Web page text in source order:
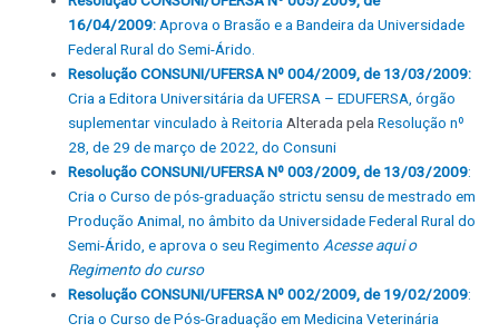
16/04/2009:Aprova o Brasão e a Bandeira da Universidade
Federal Rural do Semi-Árido.
Resolução CONSUNI/UFERSA Nº 004/2009, de 13/03/2009:
Cria a Editora Universitária da UFERSA – EDUFERSA, órgão
suplementar vinculado à ReitoriaAlterada pelaResolução nº
28, de 29 de março de 2022, do Consuni
Resolução CONSUNI/UFERSA Nº 003/2009, de 13/03/2009:
Cria o Curso de pós-graduação strictu sensu de mestrado em
Produção Animal, no âmbito da Universidade Federal Rural do
Semi-Árido, e aprova o seu Regimento Acesse aqui o
Regimento do curso
Resolução CONSUNI/UFERSA Nº 002/2009, de 19/02/2009:
Cria o Curso de Pós-Graduação em Medicina Veterinária